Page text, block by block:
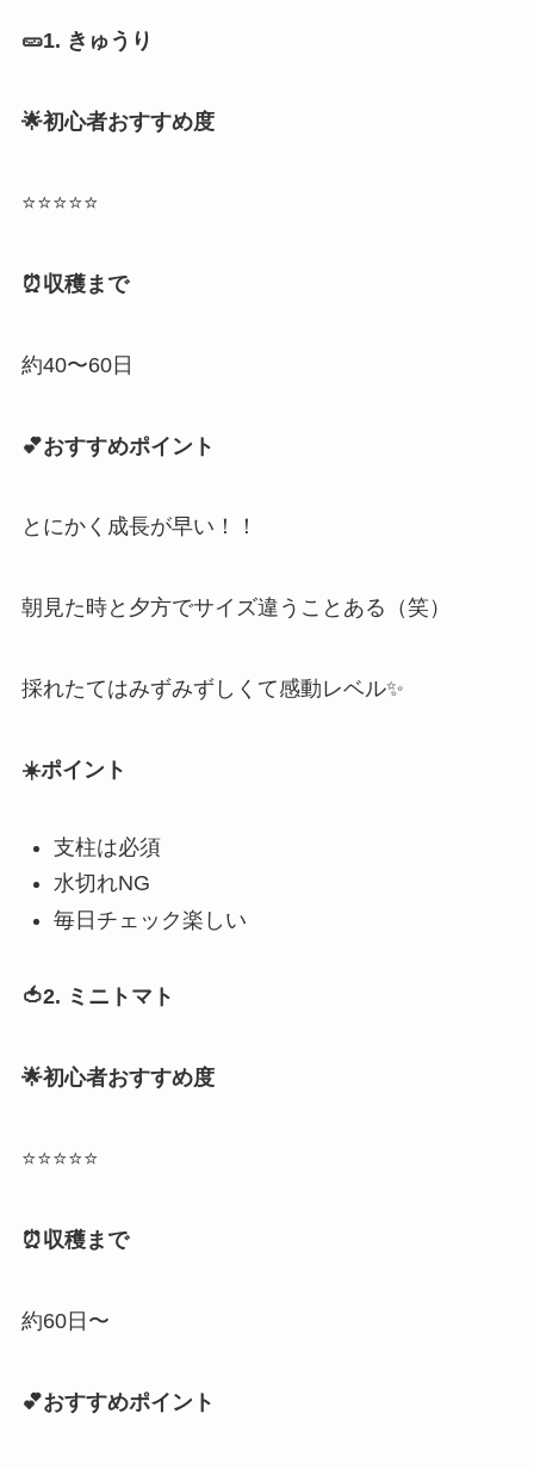
🥒1. きゅうり
🌟初心者おすすめ度
⭐⭐⭐⭐⭐
⏰収穫まで
約40〜60日
💕おすすめポイント
とにかく成長が早い！！
朝見た時と夕方でサイズ違うことある（笑）
採れたてはみずみずしくて感動レベル✨
☀️ポイント
支柱は必須
水切れNG
毎日チェック楽しい
🍅2. ミニトマト
🌟初心者おすすめ度
⭐⭐⭐⭐⭐
⏰収穫まで
約60日〜
💕おすすめポイント